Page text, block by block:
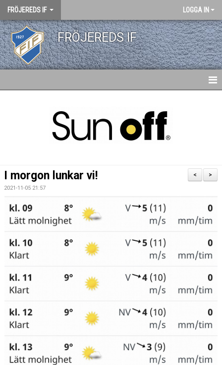
FRÖJEREDS IF LOGGA IN
FRÖJEREDS IF
DOKUMENT
MATCHER
BOKNINGAR FRÖJEVI
>
<
I morgon lunkar vi!
2021-11-05 21:57